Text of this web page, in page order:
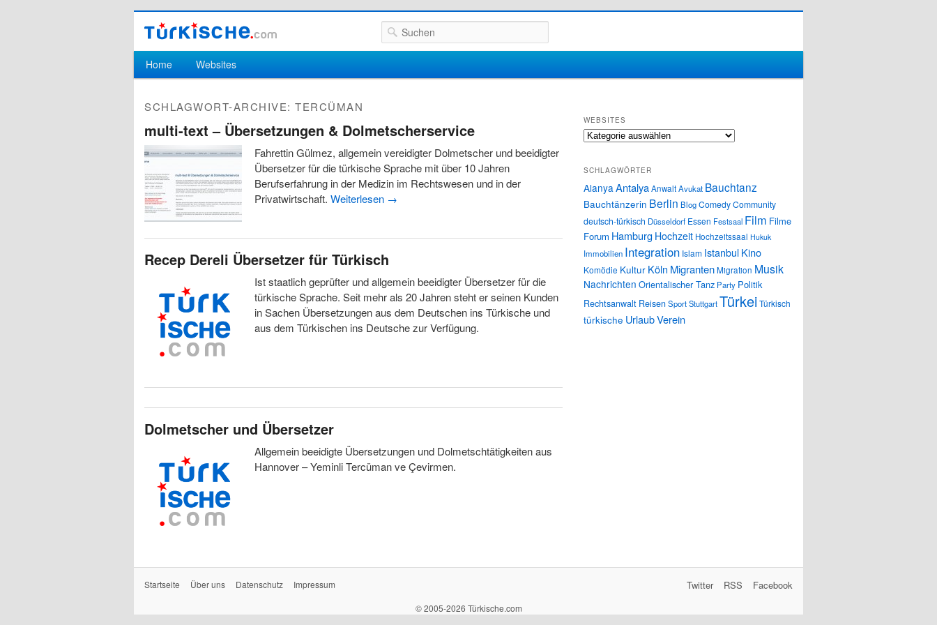
Suchen
Hauptmenü
Zum Inhalt wechseln
Zum sekundären Inhalt wechseln
Home Websites
SCHLAGWORT-ARCHIVE: TERCÜMAN
multi-text – Übersetzungen & Dolmetscherservice
Fahrettin Gülmez, allgemein vereidigter Dolmetscher und beeidigter
Übersetzer für die türkische Sprache mit über 10 Jahren
Berufserfahrung in der Medizin im Rechtswesen und in der
Privatwirtschaft. Weiterlesen →
Recep Dereli Übersetzer für Türkisch
Ist staatlich geprüfter und allgemein beeidigter Übersetzer für die
türkische Sprache. Seit mehr als 20 Jahren steht er seinen Kunden
in Sachen Übersetzungen aus dem Deutschen ins Türkische und
aus dem Türkischen ins Deutsche zur Verfügung.
Dolmetscher und Übersetzer
Allgemein beeidigte Übersetzungen und Dolmetschtätigkeiten aus
Hannover – Yeminli Tercüman ve Çevirmen.
WEBSITES
Websites
SCHLAGWÖRTER
Alanya AntalyaAnwaltAvukat Bauchtanz
Bauchtänzerin Berlin BlogComedyCommunity
deutsch-türkisch Düsseldorf Essen Festsaal Film Filme
Forum Hamburg Hochzeit Hochzeitssaal Hukuk
Immobilien Integration Islam IstanbulKino
Komödie Kultur Köln MigrantenMigration Musik
Nachrichten Orientalischer Tanz Party Politik
Rechtsanwalt ReisenSportStuttgartTürkeiTürkisch
türkische UrlaubVerein
Startseite Über uns Datenschutz Impressum Facebook
RSS
Twitter
© 2005-2026 Türkische.com